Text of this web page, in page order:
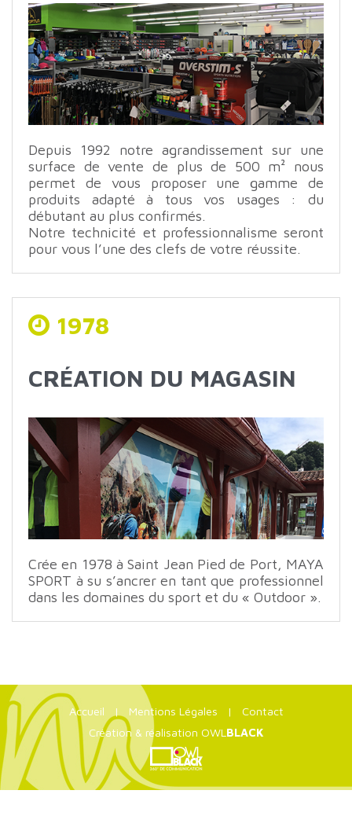
Depuis 1992 notre agrandissement sur une
surface de vente de plus de 500 m² nous
permet de vous proposer une gamme de
produits adapté à tous vos usages : du
débutant au plus confirmés.
Notre technicité et professionnalisme seront
pour vous l’une des clefs de votre réussite.
1978
CRÉATION DU MAGASIN
Crée en 1978 à Saint Jean Pied de Port, MAYA
SPORT à su s’ancrer en tant que professionnel
dans les domaines du sport et du « Outdoor ».
Accueil | Mentions Légales | Contact
Création & réalisation OWL BLACK